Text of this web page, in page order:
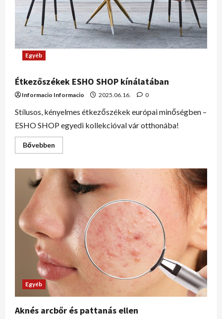
Egyéb
Étkezőszékek ESHO SHOP kínálatában
Informacio Informacio 2025.06.16. 0
Stílusos, kényelmes étkezőszékek európai minőségben –
ESHO SHOP egyedi kollekcióval vár otthonába!
Bővebben
Egyéb
Aknés arcbőr és pattanás ellen